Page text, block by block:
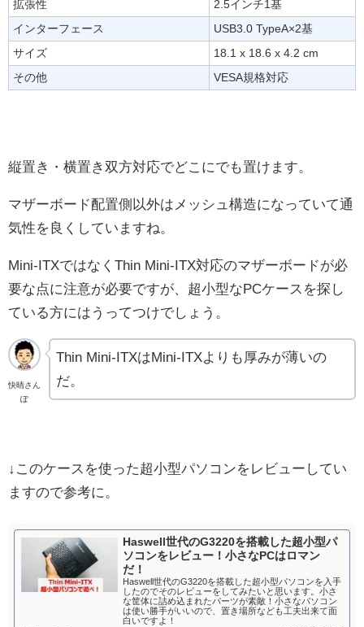
拡張性
2.5インチ1基
インターフェース
USB3.0 TypeA×2基
サイズ
18.1 x 18.6 x 4.2 cm
その他
VESA規格対応
縦置き・横置き双方対応でどこにでも置けます。
マザーボード配置側以外はメッシュ構造になっていて通
気性を良くしていますね。
Mini-ITXではなくThin Mini-ITX対応のマザーボードが必
要な点に注意が必要ですが、超小型なPCケースを探し
ている方にはうってつけでしょう。
快晴さん
ぽ
Thin Mini-ITXはMini-ITXよりも厚みが薄いの
だ。
↓このケースを使った超小型パソコンをレビューしてい
ますので参考に。
Haswell世代のG3220を搭載した超小型パ
ソコンをレビュー！小さなPCはロマン
だ！
Haswell世代のG3220を搭載した超小型パソコンを入手
したのでそのレビューをしてみたいと思います。小さ
な筐体に詰め込まれたパーツが素敵！小さなパソコン
は使い勝手がいいので、置き場所なども工夫出来て面
白いですよ！